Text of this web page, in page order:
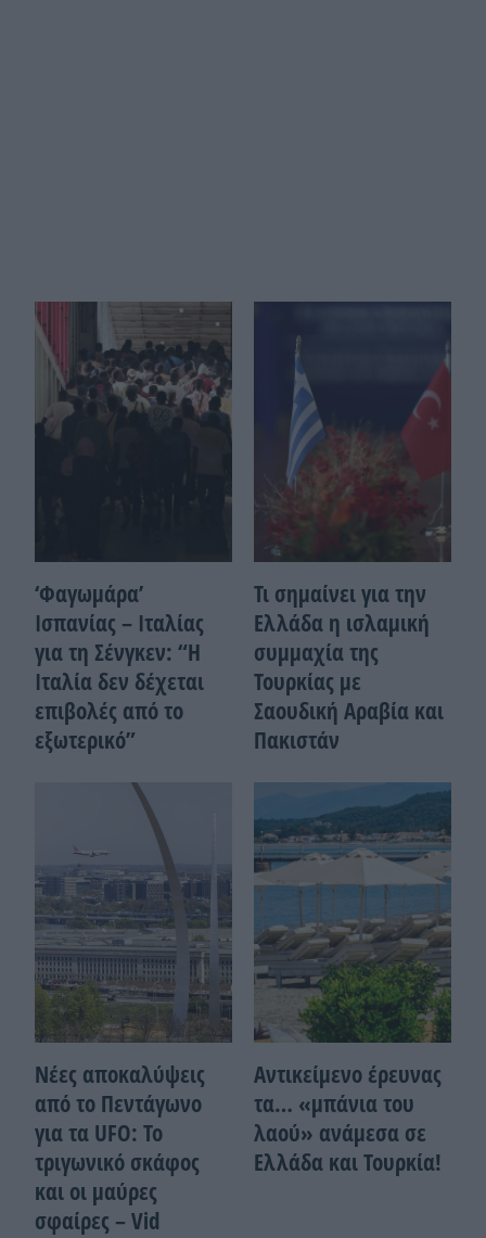
‘Φαγωμάρα’
Ισπανίας – Ιταλίας
για τη Σένγκεν: “Η
Ιταλία δεν δέχεται
επιβολές από το
εξωτερικό”
Τι σημαίνει για την
Ελλάδα η ισλαμική
συμμαχία της
Τουρκίας με
Σαουδική Αραβία και
Πακιστάν
Νέες αποκαλύψεις
από το Πεντάγωνο
για τα UFO: Το
τριγωνικό σκάφος
και οι μαύρες
σφαίρες – Vid
Αντικείμενο έρευνας
τα… «μπάνια του
λαού» ανάμεσα σε
Ελλάδα και Τουρκία!